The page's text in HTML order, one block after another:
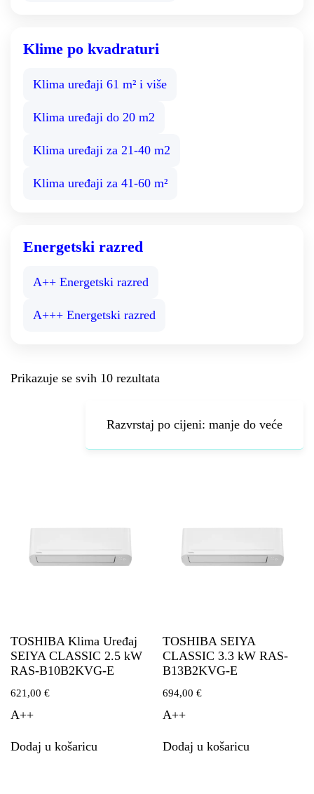
Klime po kvadraturi
Klima uređaji 61 m² i više
Klima uređaji do 20 m2
Klima uređaji za 21-40 m2
Klima uređaji za 41-60 m²
Energetski razred
A++ Energetski razred
A+++ Energetski razred
Prikazuje se svih 10 rezultata
TOSHIBA Klima Uređaj
SEIYA CLASSIC 2.5 kW
RAS-B10B2KVG-E
621,00 €
A++
Dodaj u košaricu
TOSHIBA SEIYA
CLASSIC 3.3 kW RAS-
B13B2KVG-E
694,00€
A++
Dodaj u košaricu